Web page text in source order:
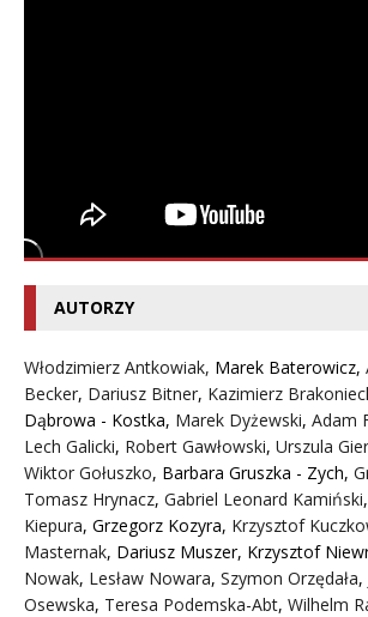
AUTORZY
Włodzimierz Antkowiak, Marek Baterowicz,
Becker, Dariusz Bitner, Kazimierz
Dąbrowa - Kostka, Marek Dyżewski, Adam
Lech Galicki, Robert Gawłowski, Urszula
Wiktor Gołuszko, Barbara Gruszka - Zych,
Tomasz Hrynacz, Gabriel Leonard Kamiński,
Kiepura, Grzegorz Kozyra, Krzysztof
Masternak, Dariusz Muszer, Krzysztof
Nowak, Lesław Nowara, Szymon Orzędała,
Osewska, Teresa Podemska-Abt, Wilhelm